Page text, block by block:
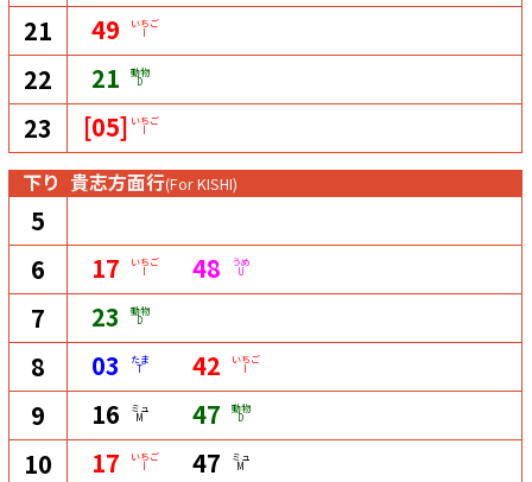
21 49 いちご
I
22 21 動物
D
23 [05] いちご
I
下り 貴志方面行(For KISHI)
5
6
17 いちご
I 48 うめ
U
7 23 動物
D
8 03 たま
T 42 いちご
I
9 16 ミュ
M 47 動物
D
10 17 いちご
I 47 ミュ
M